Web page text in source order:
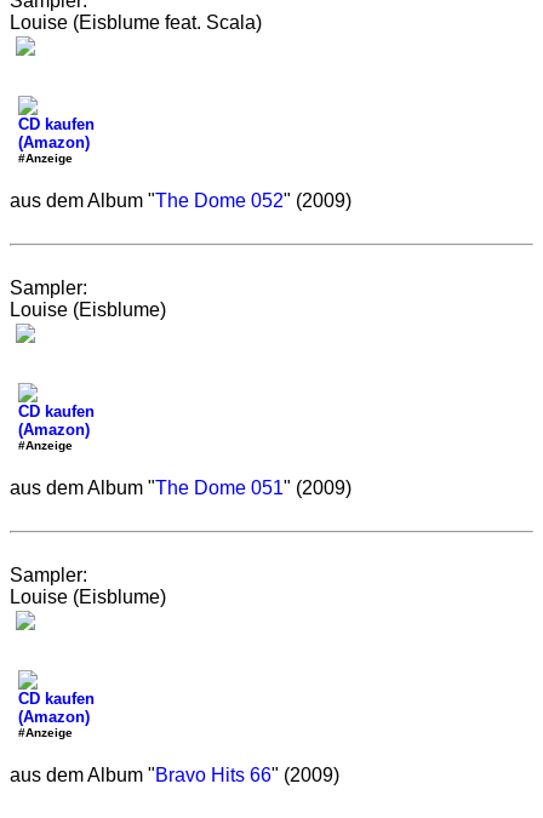
Louise (Eisblume feat. Scala)
CD kaufen
(Amazon)
#Anzeige
aus dem Album "The Dome 052" (2009)
Sampler:
Louise (Eisblume)
CD kaufen
(Amazon)
#Anzeige
aus dem Album "The Dome 051" (2009)
Sampler:
Louise (Eisblume)
CD kaufen
(Amazon)
#Anzeige
aus dem Album "Bravo Hits 66" (2009)